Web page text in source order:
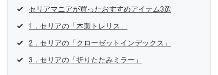
セリアマニアが買ったおすすめアイテム3選
1．セリアの「木製トレリス」
2．セリアの「クローゼットインデックス」
3．セリアの「折りたたみミラー」